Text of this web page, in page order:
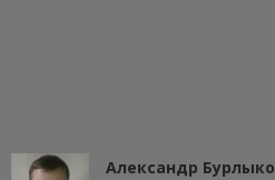
Александр Бурлыко